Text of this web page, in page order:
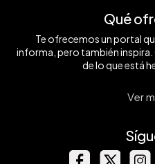
Qué
Te ofrecemos un portal
informa, pero también
de lo que está
Ver